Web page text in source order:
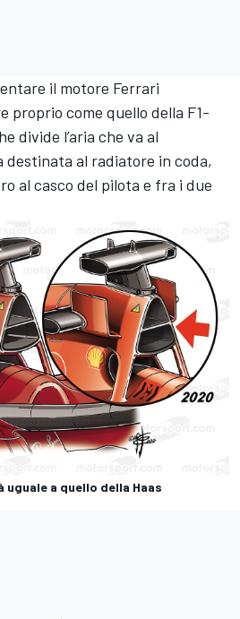
il motore Ferrari
proprio come quello della F1-
divide l’aria che va al
destinata al radiatore in coda,
al casco del pilota e fra i due
uguale a quello della Haas